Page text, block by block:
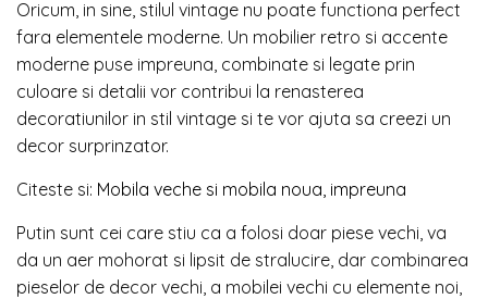
Oricum, in sine, stilul vintage nu poate functiona perfect
fara elementele moderne. Un mobilier retro si accente
moderne puse impreuna, combinate si legate prin
culoare si detalii vor contribui la renasterea
decoratiunilor in stil vintage si te vor ajuta sa creezi un
decor surprinzator.
Citeste si: Mobila veche si mobila noua, impreuna
Putin sunt cei care stiu ca a folosi doar piese vechi, va
da un aer mohorat si lipsit de stralucire, dar combinarea
pieselor de decor vechi, a mobilei vechi cu elemente noi,